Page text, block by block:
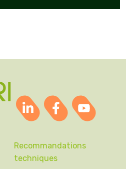
Recommandations
techniques